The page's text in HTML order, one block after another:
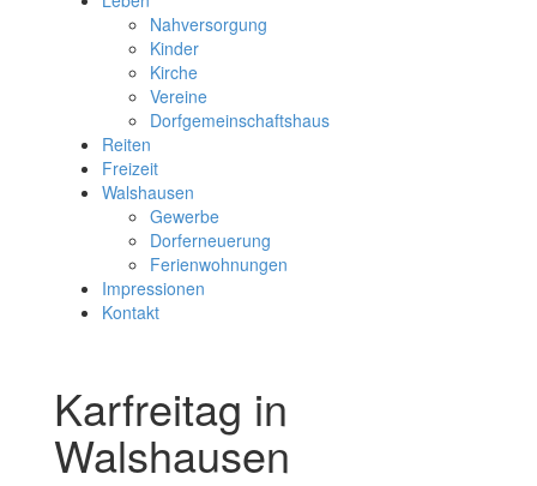
Nahversorgung
Kinder
Kirche
Vereine
Dorfgemeinschaftshaus
Reiten
Freizeit
Walshausen
Gewerbe
Dorferneuerung
Ferienwohnungen
Impressionen
Kontakt
Karfreitag in
Walshausen